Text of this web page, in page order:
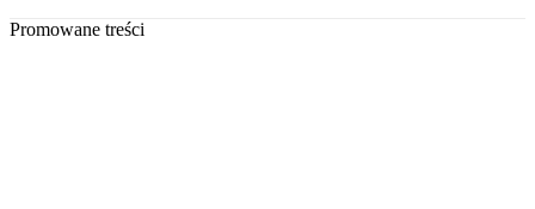
Promowane treści